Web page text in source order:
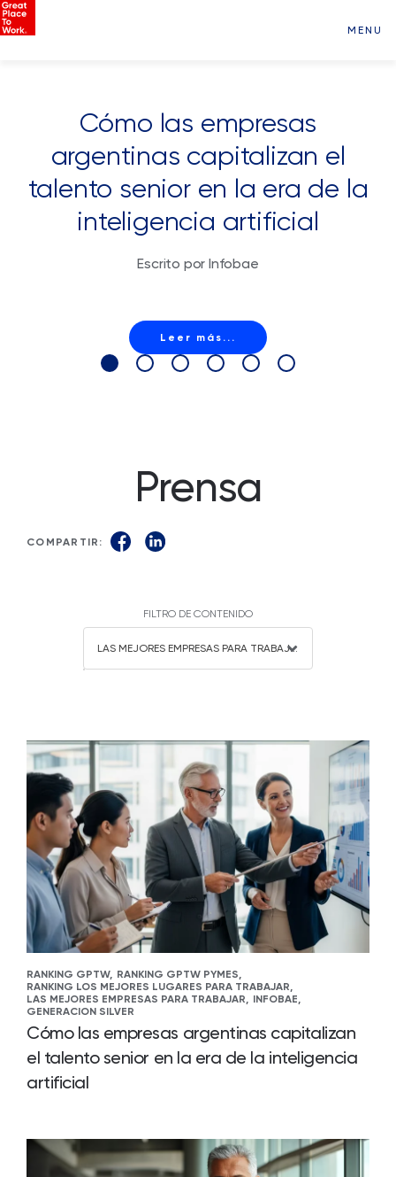
MENU
Cómo las empresas
argentinas capitalizan el
talento senior en la era de la
inteligencia artificial
Escrito por Infobae
Leer más...
Prensa
COMPARTIR:
FILTRO DE CONTENIDO
LAS MEJORES EMPRESAS PARA TRABAJAR
RANKING GPTW, RANKING GPTW PYMES,
RANKING LOS MEJORES LUGARES PARA TRABAJAR,
LAS MEJORES EMPRESAS PARA TRABAJAR, INFOBAE,
GENERACION SILVER
Cómo las empresas argentinas capitalizan
el talento senior en la era de la inteligencia
artificial